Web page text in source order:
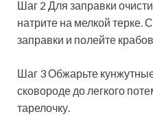
Шаг 2 Для заправки
натрите на мелкой
заправки и полейте
Шаг 3 Обжарьте
сковороде до легкого
тарелочку.